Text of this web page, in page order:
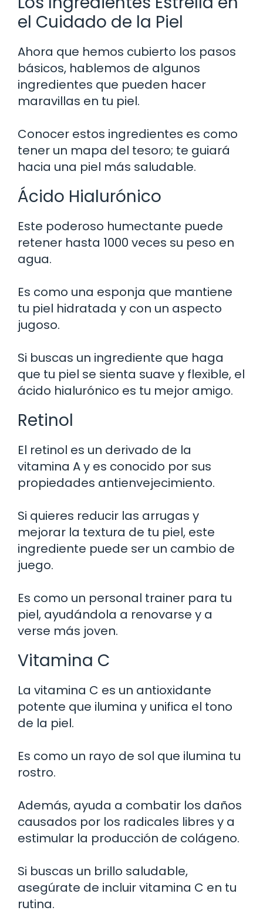
el Cuidado de la Piel
Ahora que hemos cubierto los pasos
básicos, hablemos de algunos
ingredientes que pueden hacer
maravillas en tu piel.
Conocer estos ingredientes es como
tener un mapa del tesoro; te guiará
hacia una piel más saludable.
Ácido Hialurónico
Este poderoso humectante puede
retener hasta 1000 veces su peso en
agua.
Es como una esponja que mantiene
tu piel hidratada y con un aspecto
jugoso.
Si buscas un ingrediente que haga
que tu piel se sienta suave y flexible, el
ácido hialurónico es tu mejor amigo.
Retinol
El retinol es un derivado de la
vitamina A y es conocido por sus
propiedades antienvejecimiento.
Si quieres reducir las arrugas y
mejorar la textura de tu piel, este
ingrediente puede ser un cambio de
juego.
Es como un personal trainer para tu
piel, ayudándola a renovarse y a
verse más joven.
Vitamina C
La vitamina C es un antioxidante
potente que ilumina y unifica el tono
de la piel.
Es como un rayo de sol que ilumina tu
rostro.
Además, ayuda a combatir los daños
causados por los radicales libres y a
estimular la producción de colágeno.
Si buscas un brillo saludable,
asegúrate de incluir vitamina C en tu
rutina.